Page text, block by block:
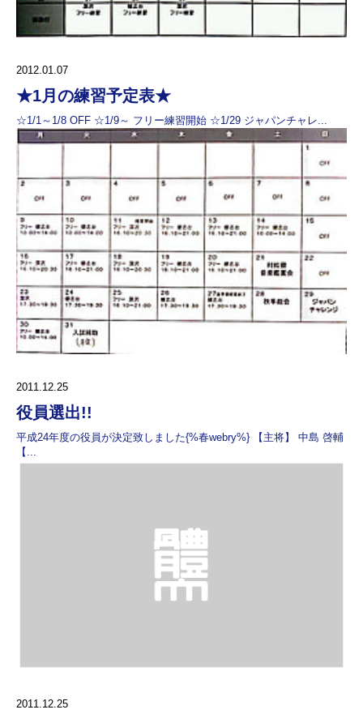
2012.01.07
★1月の練習予定表★
☆1/1～1/8 OFF ☆1/9～ フリー練習開始 ☆1/29 ジャパンチャレ...
2011.12.25
役員選出!!
平成24年度の役員が決定致しました{%春webry%} 【主将】 中島 啓輔
【...
2011.12.25